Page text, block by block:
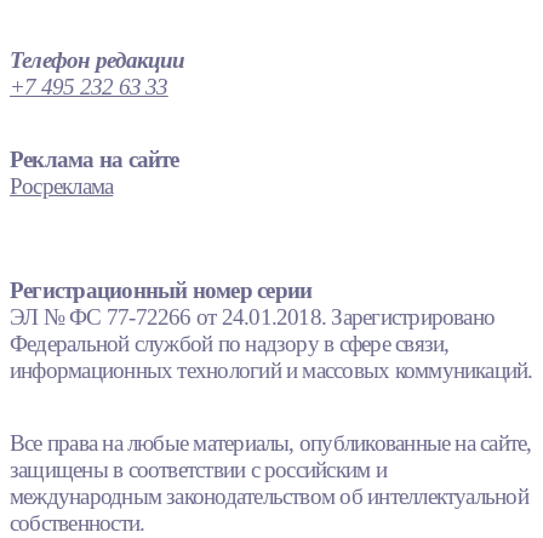
Телефон редакции
+7 495 232 63 33
Реклама на сайте
Росреклама
Регистрационный номер серии
ЭЛ № ФС 77-72266 от 24.01.2018. Зарегистрировано
Федеральной службой по надзору в сфере связи,
информационных технологий и массовых коммуникаций.
Все права на любые материалы, опубликованные на сайте,
защищены в соответствии с российским и
международным законодательством об интеллектуальной
собственности.